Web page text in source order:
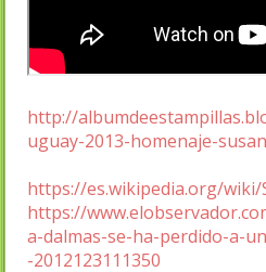
http://
uguay-2013-homenaje-
https://es.wikipedia.org/wiki/
https://
a-dalmas-se-ha-perdido-a-
-2012123111350